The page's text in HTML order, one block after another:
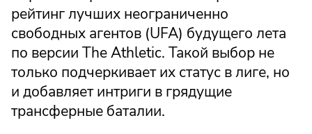
рейтинг лучших неограниченно
свободных агентов (UFA) будущего лета
по версии The Athletic. Такой выбор не
только подчеркивает их статус в лиге, но
и добавляет интриги в грядущие
трансферные баталии.